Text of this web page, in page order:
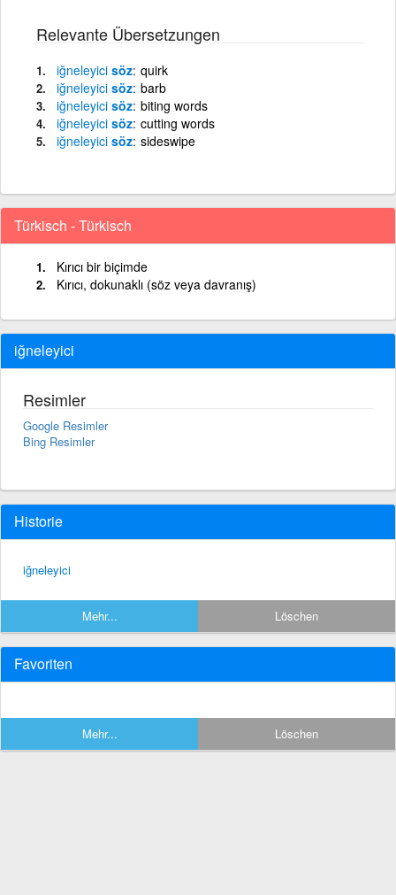
Relevante Übersetzungen
iğneleyici söz quirk
iğneleyici söz barb
iğneleyici söz biting words
iğneleyici söz cutting words
iğneleyici söz sideswipe
Türkisch - Türkisch
Kırıcı bir biçimde
Kırıcı, dokunaklı (söz veya davranış)
iğneleyici
Resimler
Google Resimler
Bing Resimler
Historie
iğneleyici
Mehr... Löschen
Favoriten
Mehr... Löschen